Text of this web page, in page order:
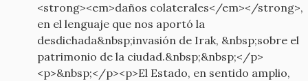
<strong><em>daños colaterales</em></strong>,
en el lenguaje que nos aportó la
desdichada&nbsp;invasión de Irak, &nbsp;sobre el
patrimonio de la ciudad.&nbsp;&nbsp;</p>
<p>&nbsp;</p><p>El Estado, en sentido amplio,